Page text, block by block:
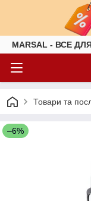
MARSAL - ВСЕ
Товари та
–6%